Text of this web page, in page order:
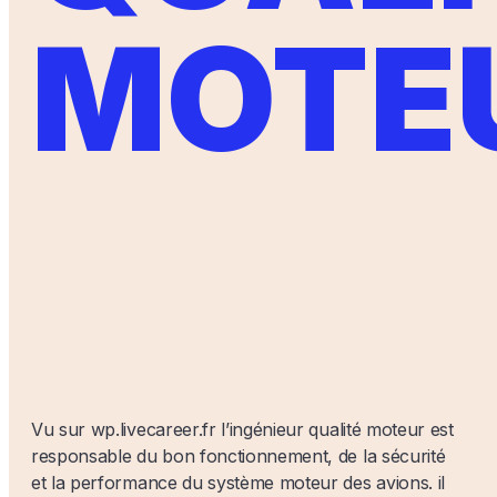
Vu sur wp.livecareer.fr l’ingénieur qualité moteur est
responsable du bon fonctionnement, de la sécurité
et la performance du système moteur des avions. il